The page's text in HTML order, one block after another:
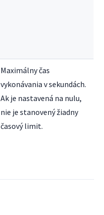
Maximálny čas
vykonávania v sekundách.
Ak je nastavená na nulu,
nie je stanovený žiadny
časový limit.